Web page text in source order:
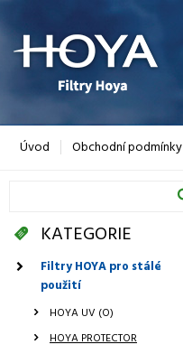
KATEGORIE
Filtry HOYA pro stálé
použití
HOYA UV (O)
HOYA PROTECTOR
Úvod Obchodní podmínky